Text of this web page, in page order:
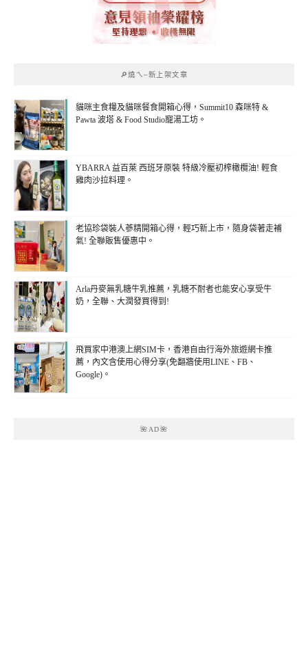
🔎燒ㄟ~新上架文章
貓咪主食糧及貓咪餐食開箱心得，Summit10 森咪特 &
Pawta 波塔 & Food Studio寵湯工坊。
YBARRA 益百萊 西班牙原裝 特級冷壓初榨橄欖油! 輕食
雞肉沙拉料理。
老協珍袋裝人蔘精開箱心得，輕巧新上市，隨身袋著走補
氣! 全聯販售優惠中。
Arla丹麥無乳糖牛乳推薦，乳糖不耐者也能安心享受牛
奶，全聯、大潤發買得到!
飛買家中港澳上網SIM卡，香港自由行海外旅遊網卡推
薦，內文含使用心得分享(免翻牆使用LINE、FB、
Google)。
🌺AD🌺